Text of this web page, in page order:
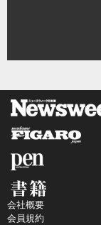
会社概要
会員規約